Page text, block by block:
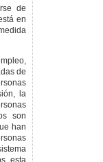
de
en
de
la
son
han
esta